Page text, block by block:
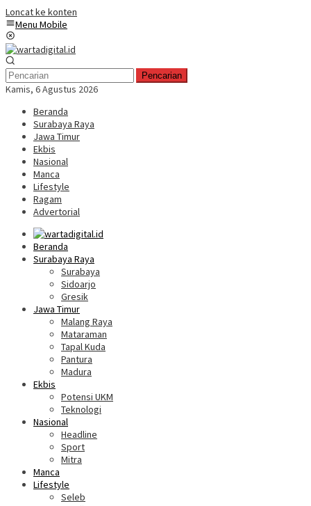
Loncat ke konten
Menu Mobile
Pencarian
Kamis, 6 Agustus 2026
Beranda
Surabaya Raya
Jawa Timur
Ekbis
Nasional
Manca
Lifestyle
Ragam
Advertorial
Beranda
Surabaya Raya
Surabaya
Sidoarjo
Gresik
Jawa Timur
Malang Raya
Mataraman
Tapal Kuda
Pantura
Madura
Ekbis
Potensi UKM
Teknologi
Nasional
Headline
Sport
Mitra
Manca
Lifestyle
Seleb